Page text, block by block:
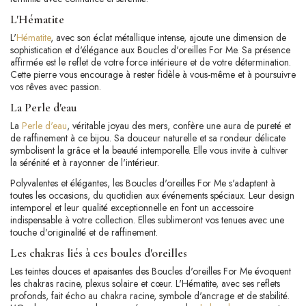
L'Hématite
L'Hématite, avec son éclat métallique intense, ajoute une dimension de
sophistication et d'élégance aux Boucles d'oreilles For Me. Sa présence
affirmée est le reflet de votre force intérieure et de votre détermination.
Cette pierre vous encourage à rester fidèle à vous-même et à poursuivre
vos rêves avec passion.
La Perle d'eau
La Perle d'eau, véritable joyau des mers, confère une aura de pureté et
de raffinement à ce bijou. Sa douceur naturelle et sa rondeur délicate
symbolisent la grâce et la beauté intemporelle. Elle vous invite à cultiver
la sérénité et à rayonner de l'intérieur.
Polyvalentes et élégantes, les Boucles d'oreilles For Me s'adaptent à
toutes les occasions, du quotidien aux événements spéciaux. Leur design
intemporel et leur qualité exceptionnelle en font un accessoire
indispensable à votre collection. Elles sublimeront vos tenues avec une
touche d'originalité et de raffinement.
Les chakras liés à ces boules d'oreilles
Les teintes douces et apaisantes des Boucles d'oreilles For Me évoquent
les chakras racine, plexus solaire et cœur. L'Hématite, avec ses reflets
profonds, fait écho au chakra racine, symbole d'ancrage et de stabilité.